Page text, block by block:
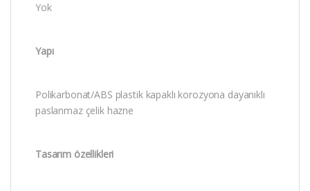
Yok
Yapı
Polikarbonat/ABS plastik kapaklı korozyona dayanıklı
paslanmaz çelik hazne
Tasarım özellikleri